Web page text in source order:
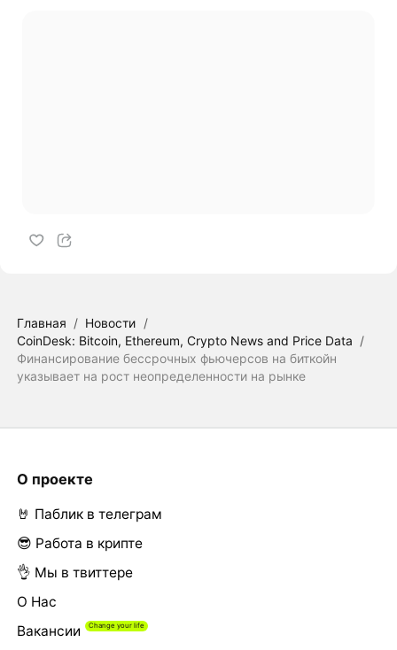
Главная / Новости /
CoinDesk: Bitcoin, Ethereum, Crypto News and Price Data /
Финансирование бессрочных фьючерсов на биткойн
указывает на рост неопределенности на рынке
О проекте
🤘 Паблик в телеграм
😎 Работа в крипте
👌 Мы в твиттере
О Нас
Вакансии